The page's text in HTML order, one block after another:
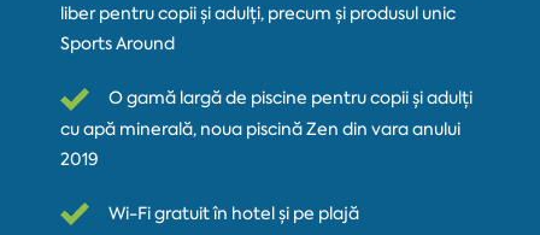
liber pentru copii și adulți, precum și produsul unic
Sports Around
O gamă largă de piscine pentru copii și adulți
cu apă minerală, noua piscină Zen din vara anului
2019
Wi-Fi gratuit în hotel și pe plajă